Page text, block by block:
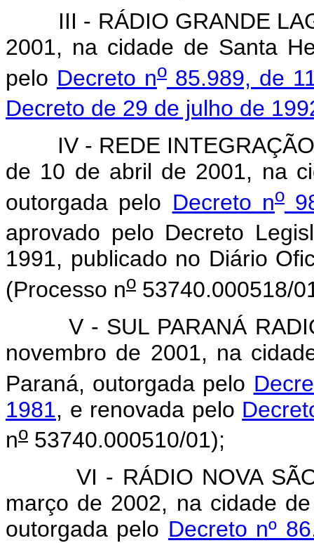
III - RÁDIO GRANDE
2001, na cidade de Santa
pelo Decreto no85.989, de
Decreto de 29 de julho de
IV - REDE INTEGRAÇÃO
de 10 de abril de 2001, na
outorgada pelo Decreto no
aprovado pelo Decreto
1991, publicado no Diário
(Processo no 53740.000518/
V - SUL PARANÁ
novembro de 2001, na
Paraná, outorgada pelo
1981, e renovada pelo
no 53740.000510/01);
VI - RÁDIO NOVA SÃO
março de 2002, na cidade
outorgada pelo Decreto nº